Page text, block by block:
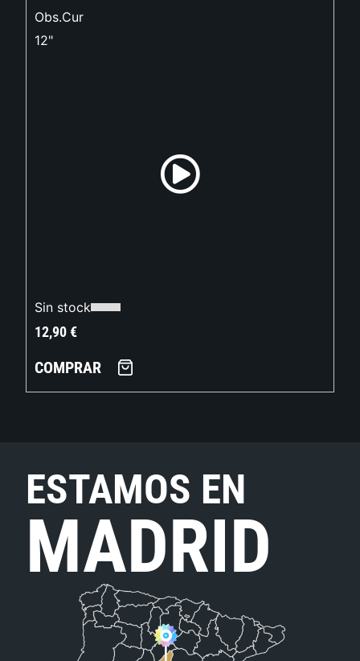
Obs.Cur
12"
Sin stock
12,90€
COMPRAR
ESTAMOS EN
MADRID